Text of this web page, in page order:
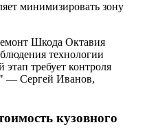
минимизировать зону
Шкода Октавия
технологии
требует контроля
— Сергей Иванов,
кузовного